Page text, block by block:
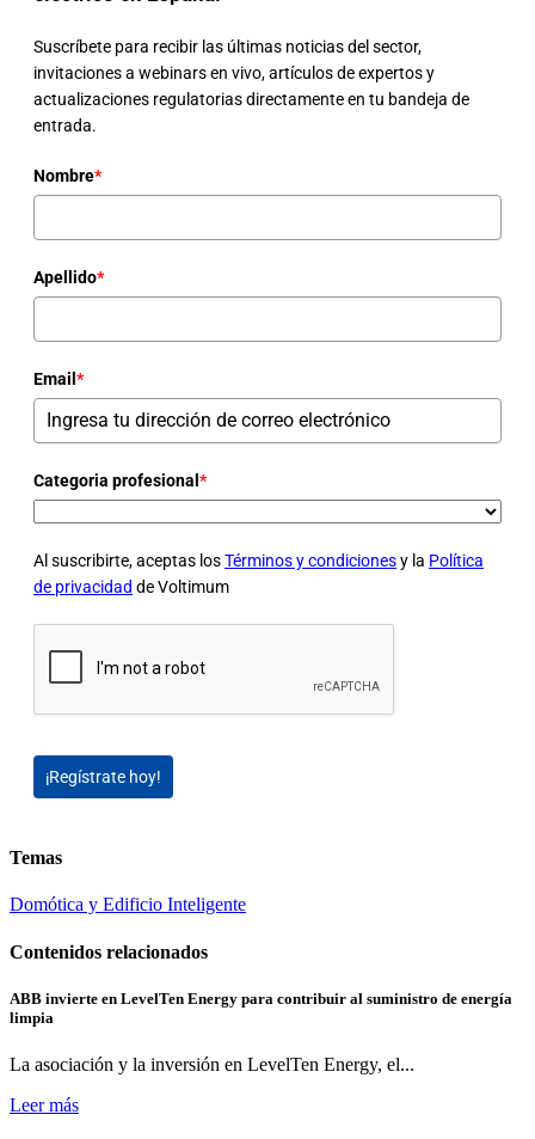
Suscríbete para recibir las últimas noticias del sector,
invitaciones a webinars en vivo, artículos de expertos y
actualizaciones regulatorias directamente en tu bandeja de
entrada.
Nombre*
Apellido*
Email *
Categoria profesional *
Al suscribirte, aceptas losTérminos y condicionesy la Política
de privacidad de Voltimum
¡Regístrate hoy!
Temas
Domótica y Edificio Inteligente
Contenidos relacionados
ABB invierte en LevelTen Energy para contribuir al suministro de energía
limpia
La asociación y la inversión en LevelTen Energy, el...
Leer más